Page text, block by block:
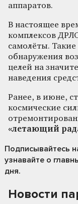
аппаратов.
В настоящее
комплексов
самолёты.
обнаружения
целей на
наведения
Ранее, в июне,
космические
«летающий
Подписывайтесь
узнавайте о
дня.
Новости